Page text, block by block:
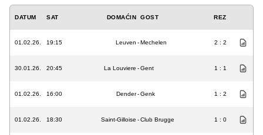
DATUM SAT DOMAĆIN GOST REZ
01.02.26. 19:15 Leuven -Mechelen 2 : 2
30.01.26. 20:45 La Louviere -Gent 1 : 1
01.02.26. 16:00 Dender-Genk 1 : 2
01.02.26. 18:30 Saint-Gilloise -Club Brugge 1 : 0